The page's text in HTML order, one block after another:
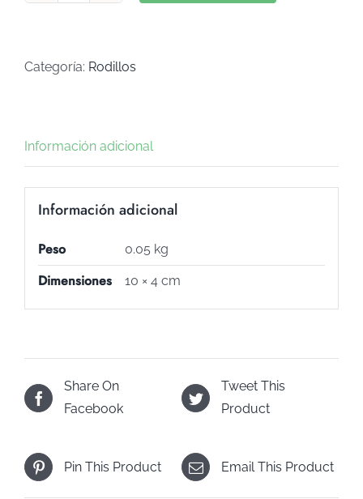
(Art
Categoría: Rodillos
Información adicional
Información adicional
Peso 0.05 kg
Dimensiones 10 × 4 cm
Share On
Facebook
Tweet This
Product
Pin This Product Email This Product